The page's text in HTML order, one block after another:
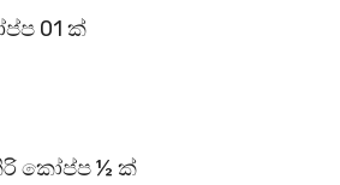
01 ක්
කෝප්ප ½ ක්